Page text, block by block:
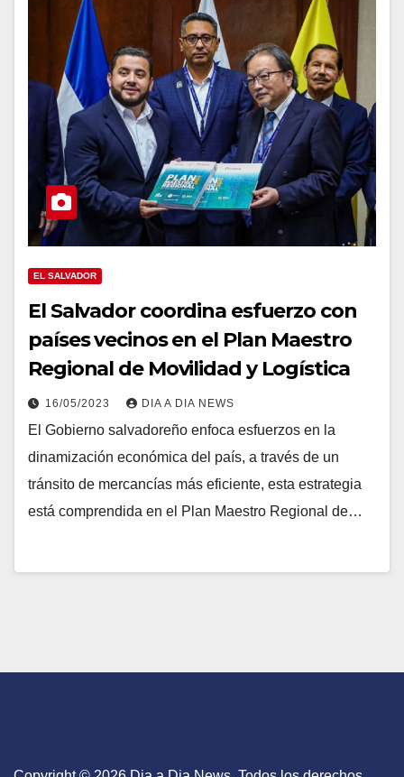
EL SALVADOR
El Salvador coordina esfuerzo con
países vecinos en el Plan Maestro
Regional de Movilidad y Logística
16/05/2023 DIA A DIA NEWS
El Gobierno salvadoreño enfoca esfuerzos en la
dinamización económica del país, a través de un
tránsito de mercancías más eficiente, esta estrategia
está comprendida en el Plan Maestro Regional de…